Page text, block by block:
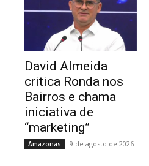
David Almeida
critica Ronda nos
Bairros e chama
iniciativa de
“marketing”
Amazonas 9 de agosto de 2026